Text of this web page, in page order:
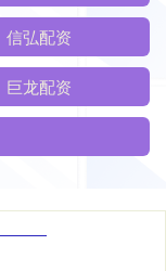
信弘配资
巨龙配资